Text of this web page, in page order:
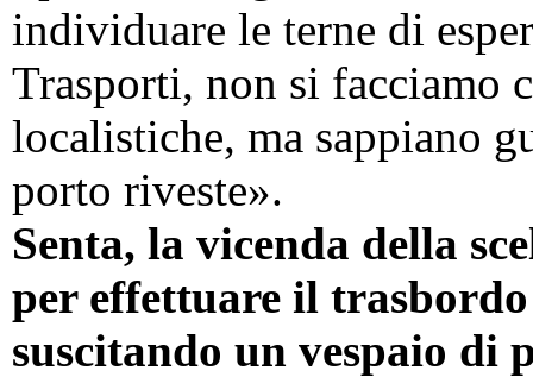
individuare le terne di
Trasporti, non si facciamo
localistiche, ma sappiano
porto riveste».
Senta, la vicenda della
per effettuare il trasbordo
suscitando un vespaio di